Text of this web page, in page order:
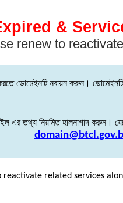
&
renew to
ডোমেইনটি নবায়ন করুন।
এর তথ্য নিয়মিত হালনাগাদ করুন।
related services